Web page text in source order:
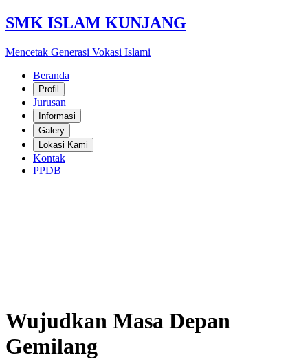
SMK ISLAM KUNJANG
Mencetak Generasi Vokasi Islami
Beranda
Profil
Jurusan
Informasi
Galery
Lokasi Kami
Kontak
PPDB
Wujudkan Masa Depan
Gemilang